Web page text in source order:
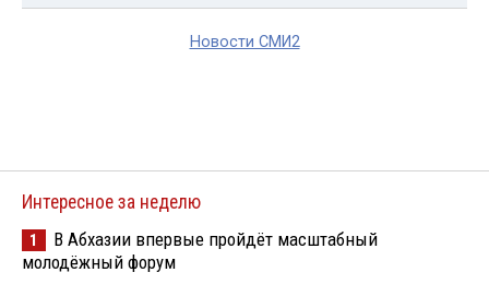
Новости СМИ2
Интересное за неделю
1
В Абхазии впервые пройдёт масштабный
молодёжный форум